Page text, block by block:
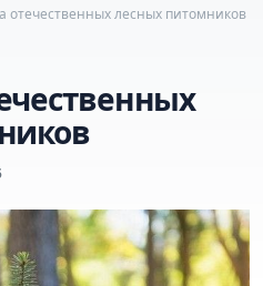
отечественных лесных питомников